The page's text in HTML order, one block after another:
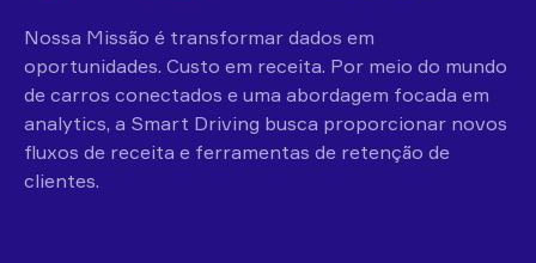
Nossa Missão é transformar dados em
oportunidades. Custo em receita. Por meio do mundo
de carros conectados e uma abordagem focada em
analytics, a Smart Driving busca proporcionar novos
fluxos de receita e ferramentas de retenção de
clientes.